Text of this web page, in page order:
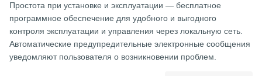
Простота при установке и эксплуатации — бесплатное
программное обеспечение для удобного и выгодного
контроля эксплуатации и управления через локальную сеть.
Автоматические предупредительные электронные сообщения
уведомляют пользователя о возникновении проблем.